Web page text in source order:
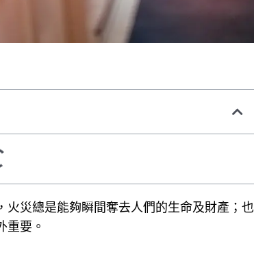
災總是能夠瞬間奪去人們的生命及財產；也
重要。